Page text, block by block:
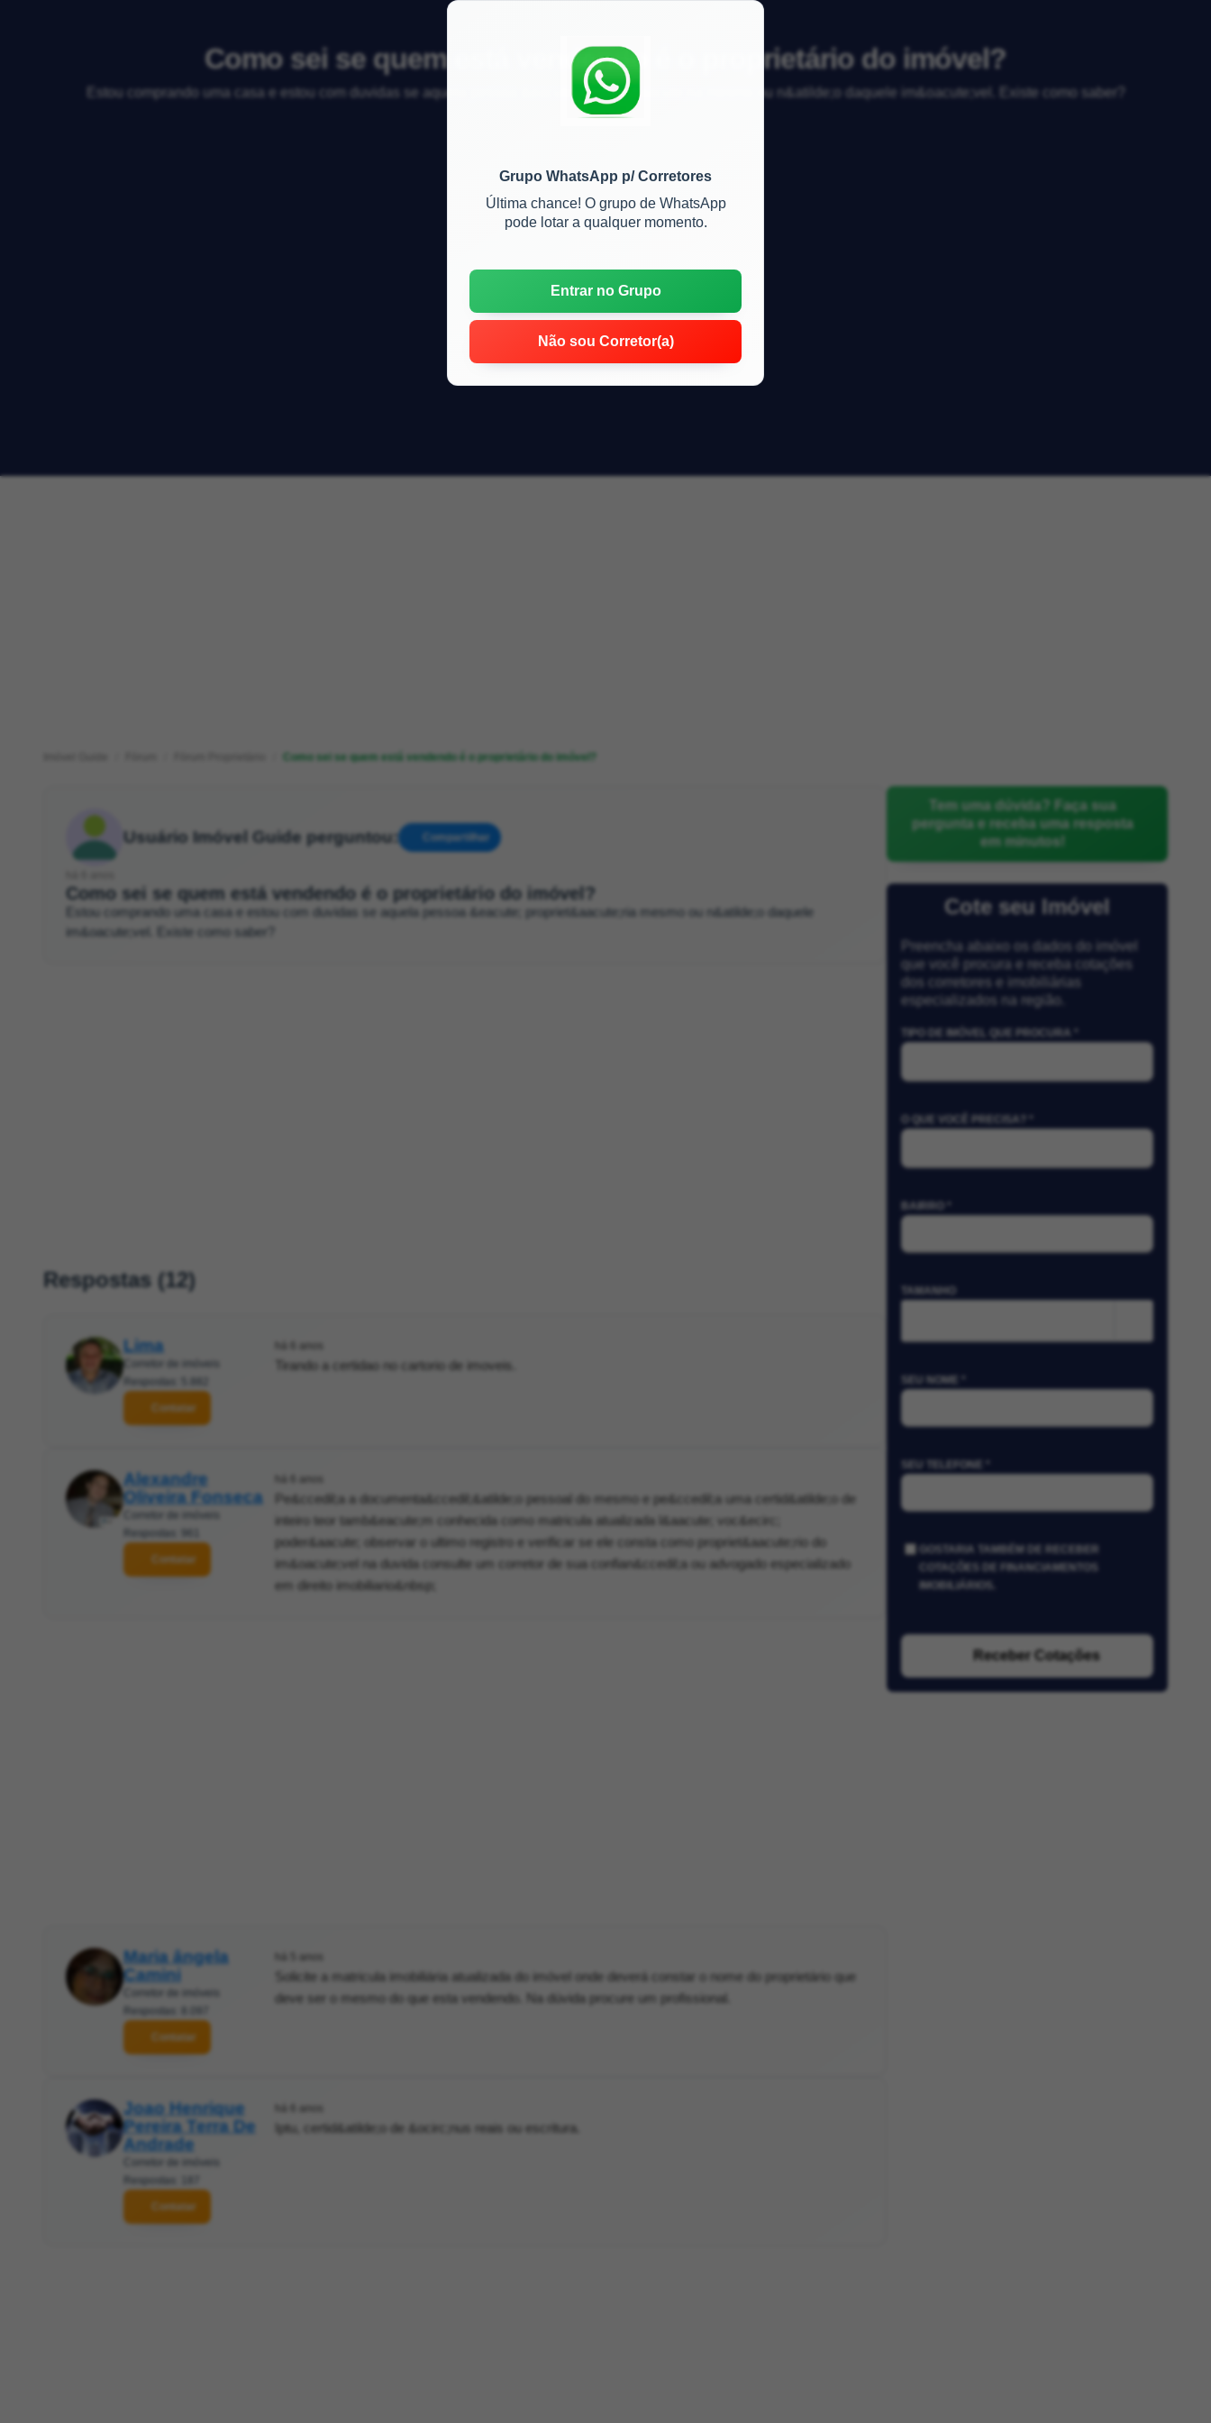
Grupo WhatsApp p/ Corretores
Última chance! O grupo de WhatsApp
pode lotar a qualquer momento.
Entrar no Grupo
Não sou Corretor(a)
Como sei se quem está vendendo é o proprietário do imóvel?
Estou comprando uma casa e estou com duvidas se aquela pessoa &eacute; propriet&aacute;ria mesmo ou n&atilde;o daquele im&oacute;vel. Existe como saber?
Como sei se quem está vendendo é o proprietário do imóvel?
Usuário Imóvel Guide perguntou: Compartilhar
Como sei se quem está vendendo é o proprietário do imóvel?
Estou comprando uma casa e estou com duvidas se aquela pessoa &eacute; propriet&aacute;ria mesmo ou n&atilde;o daquele
im&oacute;vel. Existe como saber?
Respostas (12)
Lima
Contatar
Tirando a certidao no cartorio de imoveis.
Alexandre
Oliveira Fonseca
Contatar
Pe&ccedil;a a documenta&ccedil;&atilde;o pessoal do mesmo e pe&ccedil;a uma certid&atilde;o de
inteiro teor tamb&eacute;m conhecida como matricula atualizada l&aacute; voc&ecirc;
poder&aacute; observar o ultimo registro e verificar se ele consta como propriet&aacute;rio do
im&oacute;vel na duvida consulte um corretor de sua confian&ccedil;a ou advogado especializado
em direito imobiliario&nbsp;
Maria ângela
Camini
Contatar
Solicite a matricula imobiliária atualizada do imóvel onde deverá constar o nome do proprietário que
deve ser o mesmo do que esta vendendo. Na dúvida procure um profissional.
Joao Henrique
Pereira Terra De
Andrade
Contatar
Iptu, certid&atilde;o de &ocirc;nus reais ou escritura.
Tem uma dúvida? Faça sua
pergunta e receba uma resposta
em minutos!
Cote seu Imóvel
Preencha abaixo os dados do imóvel
que você procura e receba cotações
dos corretores e imobiliárias
especializados na região.
TIPO DE IMÓVEL QUE PROCURA *
O QUE VOCÊ PRECISA? *
TAMANHO
SEU NOME *
SEU TELEFONE *
GOSTARIA TAMBÉM DE RECEBER
COTAÇÕES DE FINANCIAMENTOS
IMOBILIÁRIOS.
Receber Cotações